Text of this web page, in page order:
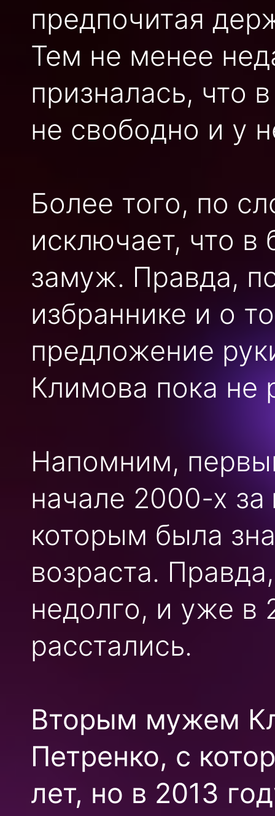
предпочитая
Тем не менее
призналась, что
не свободно и у
Более того, по
исключает, что
замуж. Правда,
избраннике и о
предложение
Климова пока не
Напомним,
начале 2000-х
которым была
возраста.
недолго, и уже в
расстались.
Вторым мужем
Петренко, с
лет, но в 2013